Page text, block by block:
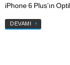
iPhone 6 Plus’ın
DEVAMI